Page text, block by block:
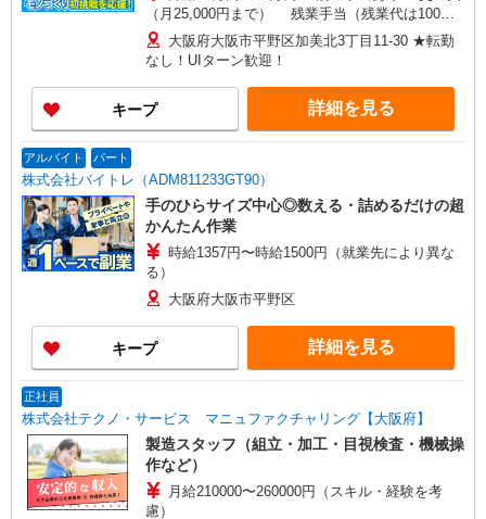
（月25,000円まで） 残業手当（残業代は100％
支給） 歩合手当 賞与年2回 ※経験・能力・適
性などを考慮のうえ優遇 ※試用期間2ヶ月あり
（給与・待遇の変更なし）
大阪府大阪市平野区加美北3丁目11-30 ★転勤
なし！UIターン歓迎！
キープ 詳細を見る
アルバイト パート
株式会社バイトレ（ADM811233GT90）
手のひらサイズ中心◎数える・詰めるだけの超
かんたん作業
時給1357円〜時給1500円（就業先により異な
る）
大阪府大阪市平野区
キープ 詳細を見る
正社員
株式会社テクノ・サービス マニュファクチャリング【大阪府】
製造スタッフ（組立・加工・目視検査・機械操
作など）
月給210000〜260000円（スキル・経験を考
慮）